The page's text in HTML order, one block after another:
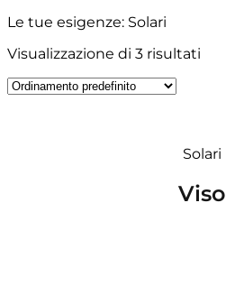
Le tue esigenze: Solari
Visualizzazione di 3 risultati
Solari
Viso